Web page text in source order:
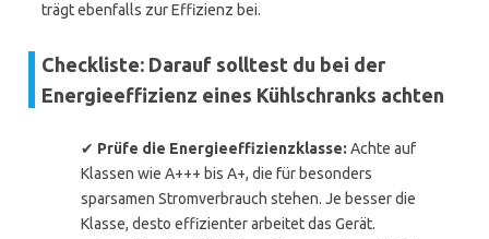
trägt ebenfalls zur Effizienz bei.
Checkliste: Darauf solltest du bei der
Energieeffizienz eines Kühlschranks achten
✔ Prüfe die Energieeffizienzklasse: Achte auf
Klassen wie A+++ bis A+, die für besonders
sparsamen Stromverbrauch stehen. Je besser die
Klasse, desto effizienter arbeitet das Gerät.